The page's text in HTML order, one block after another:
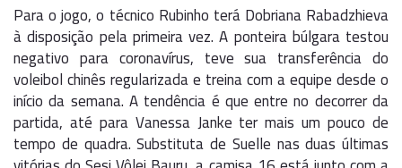
Para o jogo, o técnico Rubinho terá Dobriana Rabadzhieva
à disposição pela primeira vez. A ponteira búlgara testou
negativo para coronavírus, teve sua transferência do
voleibol chinês regularizada e treina com a equipe desde o
início da semana. A tendência é que entre no decorrer da
partida, até para Vanessa Janke ter mais um pouco de
tempo de quadra. Substituta de Suelle nas duas últimas